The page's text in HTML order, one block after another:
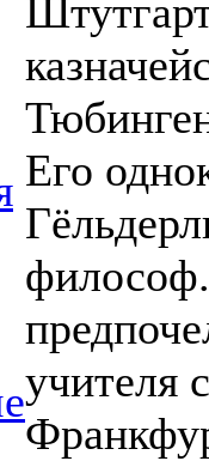
Его
учителя